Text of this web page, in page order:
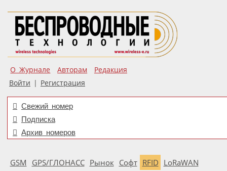
О Журнале Авторам
Редакция
Войти | Регистрация
Свежий номер
Подписка
Архив номеров
GSM GPS/ГЛОНАСС Рынок Софт RFID LoRaWAN